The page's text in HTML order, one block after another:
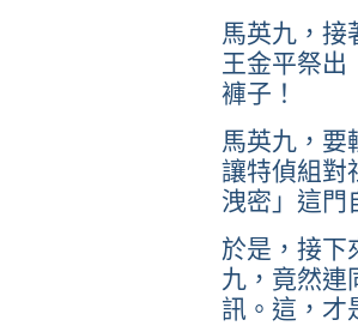
馬英九，接
王金平祭出
褲子！
馬英九，要
讓特偵組對
洩密」這門
於是，接下
九，竟然連
訊。這，才